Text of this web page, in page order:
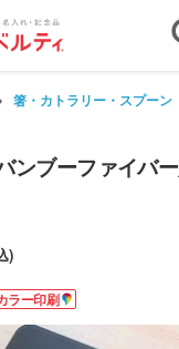
箸・カトラリー・スプーン
ンブーファイバ
)
ラー印刷